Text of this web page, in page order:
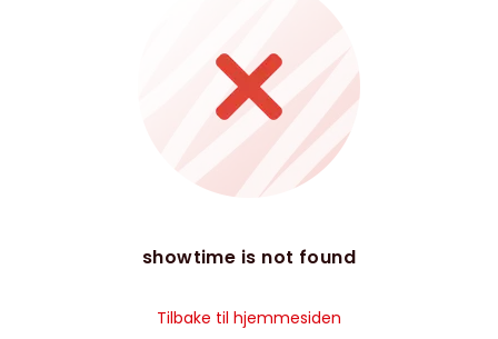
showtime is not found
Tilbake til hjemmesiden